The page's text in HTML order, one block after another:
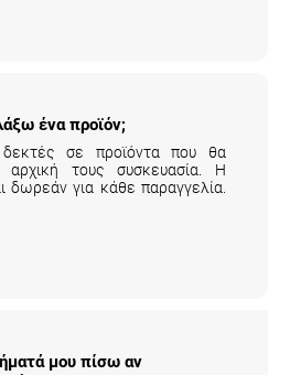
σε προϊόντα που θα
αρχική τους συσκευασία. Η
δωρεάν για κάθε παραγγελία.